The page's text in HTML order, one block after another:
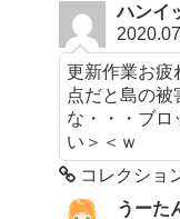
ハンイ
更新作業お疲
点だと島の
な・・・ブロ
い＞＜ｗ
コレクショ
うーた